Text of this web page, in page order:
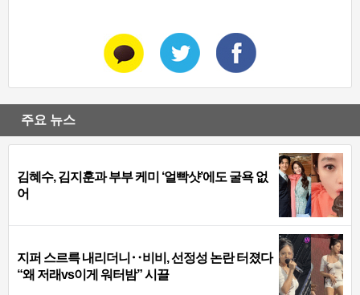
주요 뉴스
김혜수, 김지훈과 부부 케미 ‘얼빡샷’에도 굴욕 없
어
지퍼 스르륵 내리더니‥비비, 선정성 논란 터졌다
“왜 저래vs이게 워터밤” 시끌